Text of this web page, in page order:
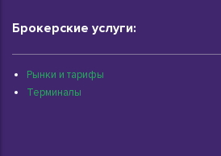
Брокерские услуги:
Рынки и тарифы
Терминалы